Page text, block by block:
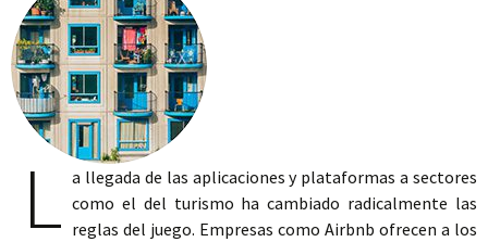
L a llegada de las aplicaciones y plataformas a sectores
como el del turismo ha cambiado radicalmente las
reglas del juego. Empresas como Airbnb ofrecen a los